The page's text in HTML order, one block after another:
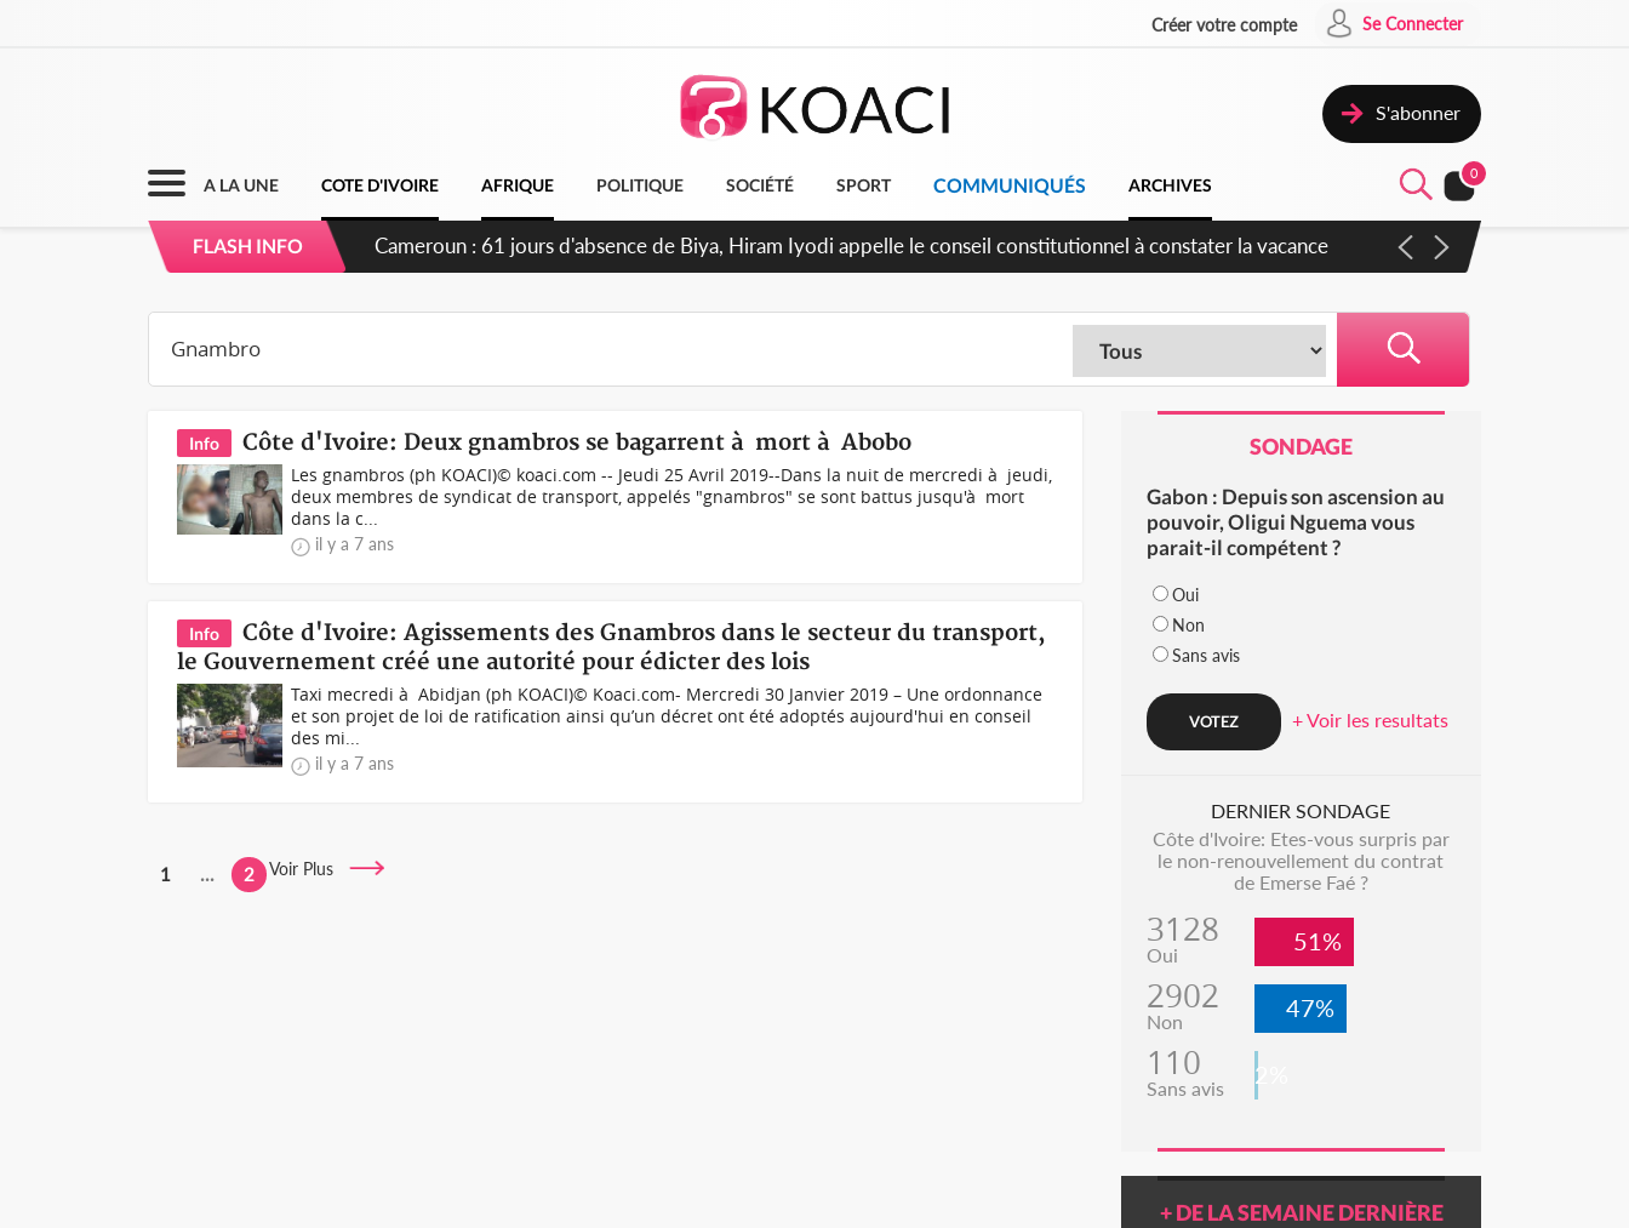
Créer votre compte Se Connecter
S'abonner
A LA UNE COTE D'IVOIRE AFRIQUE POLITIQUE SOCIÉTÉ SPORT COMMUNIQUÉS ARCHIVES
0
FLASH INFO
Cameroun : 61 jours d'absence de Biya, Hiram Iyodi appelle le conseil constitutionnel à constater la vacance
Info Côte d'Ivoire: Deux gnambros se bagarrent à mort à Abobo
Les gnambros (ph KOACI)© koaci.com -- Jeudi 25 Avril 2019--Dans la nuit de mercredi à jeudi,
deux membres de syndicat de transport, appelés "gnambros" se sont battus jusqu'à mort
dans la c...
il y a 7 ans
Info
Côte d'Ivoire: Agissements des Gnambros dans le secteur du transport,
le Gouvernement créé une autorité pour édicter des lois
Taxi mecredi à Abidjan (ph KOACI)© Koaci.com- Mercredi 30 Janvier 2019 – Une ordonnance
et son projet de loi de ratification ainsi qu’un décret ont été adoptés aujourd'hui en conseil
des mi...
il y a 7 ans
1 ... 2 Voir Plus
SONDAGE
Gabon : Depuis son ascension au
pouvoir, Oligui Nguema vous
parait-il compétent ?
Oui
Non
Sans avis
+ Voir les resultats
DERNIER SONDAGE
Côte d'Ivoire: Etes-vous surpris par
le non-renouvellement du contrat
de Emerse Faé ?
3128
Oui 51%
2902
Non 47%
110
Sans avis 2%
+ DE LA SEMAINE DERNIÈRE